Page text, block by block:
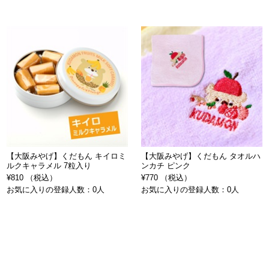
【大阪みやげ】くだもん キイロミ
ルクキャラメル 7粒入り
¥810 （税込）
お気に入りの登録人数：0人
【大阪みやげ】くだもん タオルハ
ンカチ ピンク
¥770 （税込）
お気に入りの登録人数：0人